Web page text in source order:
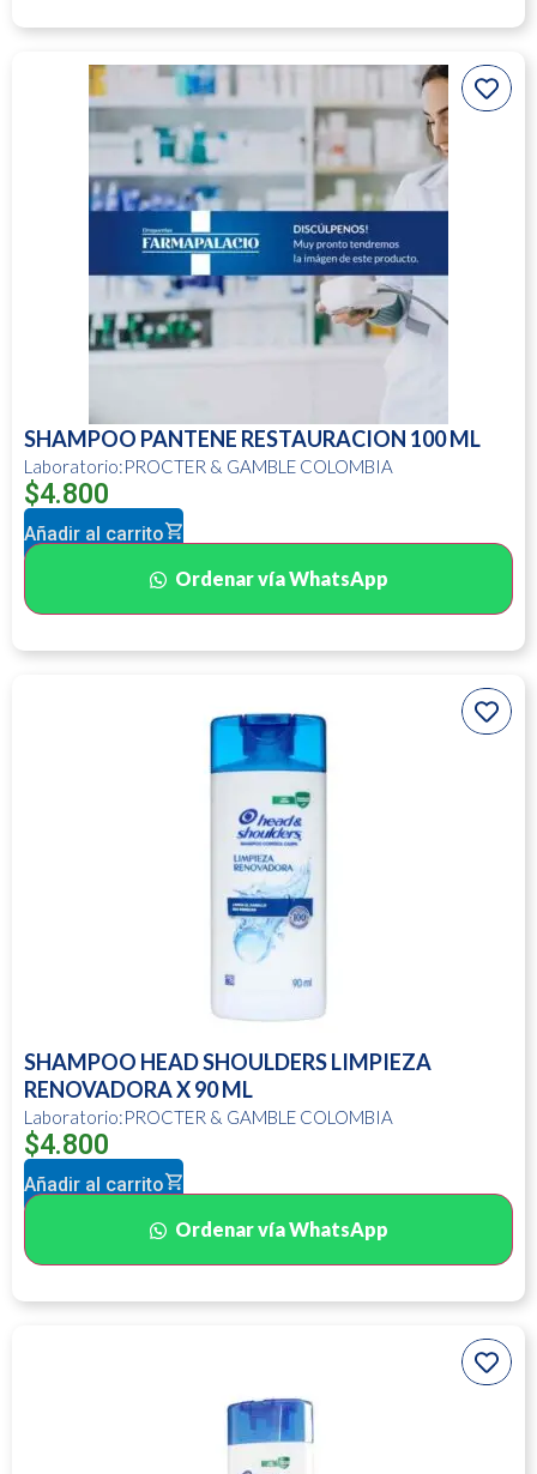
SHAMPOO PANTENE RESTAURACION 100 ML
Laboratorio:PROCTER & GAMBLE COLOMBIA
$4.800
Añadir al carrito
Ordenar vía WhatsApp
SHAMPOO HEAD SHOULDERS LIMPIEZA
RENOVADORA X 90 ML
Laboratorio:PROCTER & GAMBLE COLOMBIA
$4.800
Añadir al carrito
Ordenar vía WhatsApp